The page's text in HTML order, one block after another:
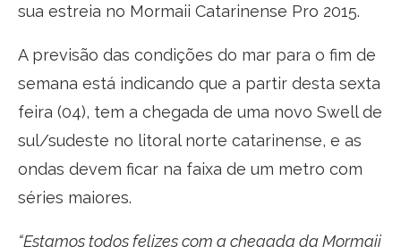
sua estreia no Mormaii Catarinense Pro 2015.
A previsão das condições do mar para o fim de
semana está indicando que a partir desta sexta
feira (04), tem a chegada de uma novo Swell de
sul/sudeste no litoral norte catarinense, e as
ondas devem ficar na faixa de um metro com
séries maiores.
“Estamos todos felizes com a chegada da Mormaii